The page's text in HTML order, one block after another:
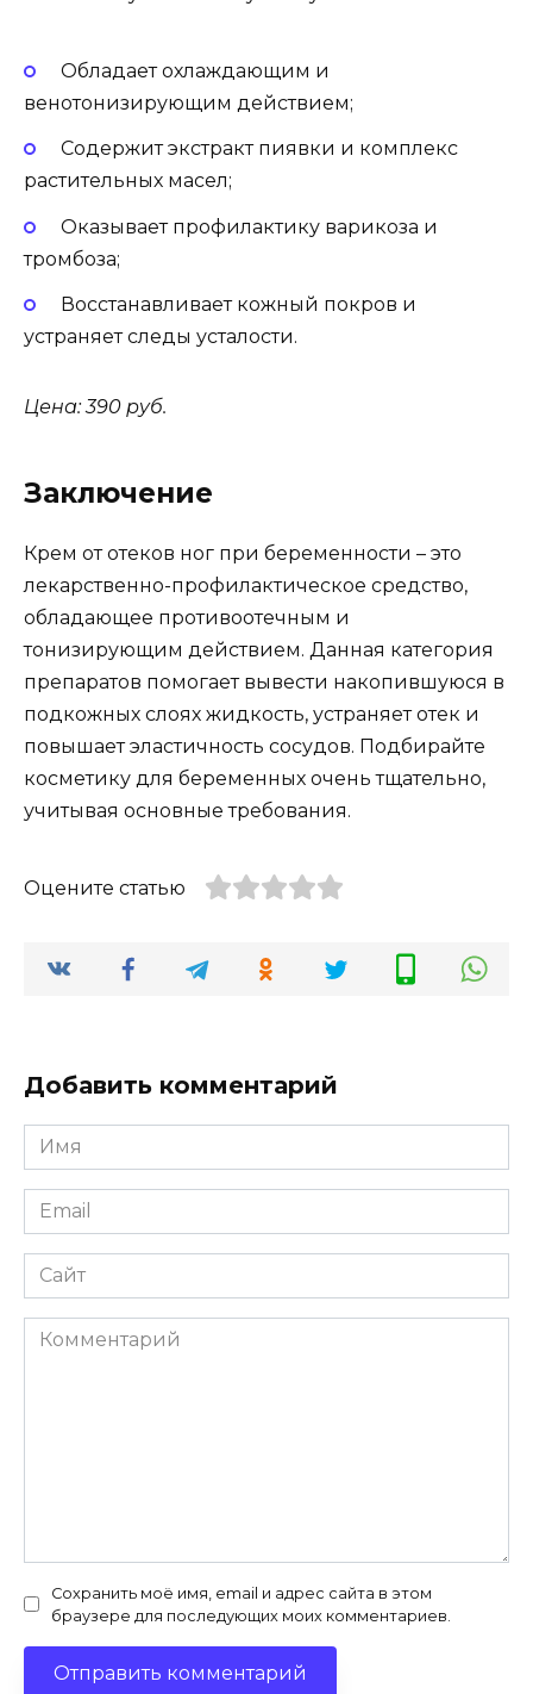
Обладает охлаждающим и
венотонизирующим действием;
Содержит экстракт пиявки и комплекс
растительных масел;
Оказывает профилактику варикоза и
тромбоза;
Восстанавливает кожный покров и
устраняет следы усталости.
Цена: 390 руб.
Заключение
Крем от отеков ног при беременности – это
лекарственно-профилактическое средство,
обладающее противоотечным и
тонизирующим действием. Данная категория
препаратов помогает вывести накопившуюся в
подкожных слоях жидкость, устраняет отек и
повышает эластичность сосудов. Подбирайте
косметику для беременных очень тщательно,
учитывая основные требования.
Оцените статью
Добавить комментарий
Имя
*
Email
*
Сайт
Комментарий
Сохранить моё имя, email и адрес сайта в этом
браузере для последующих моих комментариев.